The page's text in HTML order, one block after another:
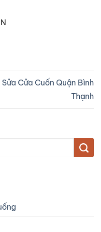
Sửa Cửa Cuốn Quận Bình
Thạnh